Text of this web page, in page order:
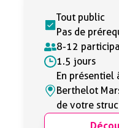
Tout public
Pas de
8-12
1.5 jours
En présentiel
Berthelot
de votre